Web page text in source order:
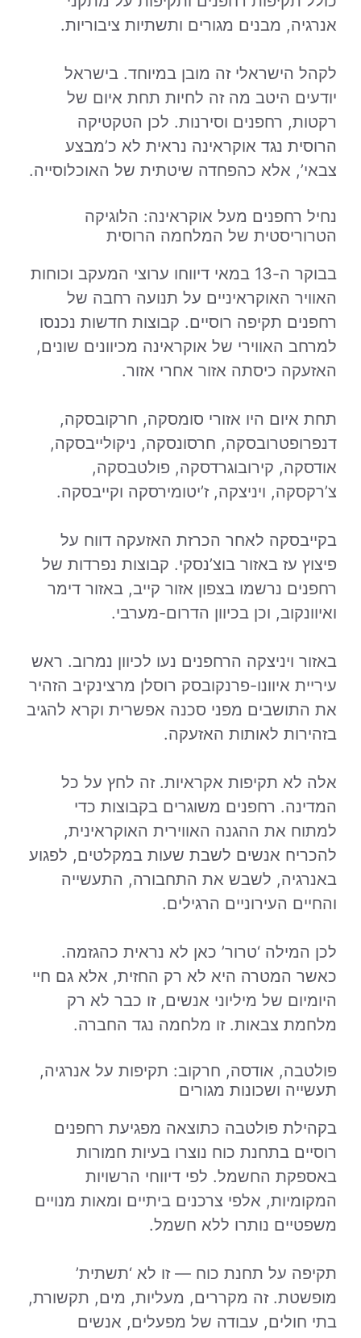
אנרגיה, מבנים מגורים ותשתיות ציבוריות.
לקהל הישראלי זה מובן במיוחד. בישראל
יודעים היטב מה זה לחיות תחת איום של
רקטות, רחפנים וסירנות. לכן הטקטיקה
הרוסית נגד אוקראינה נראית לא כ’מבצע
צבאי’, אלא כהפחדה שיטתית של האוכלוסייה.
נחיל רחפנים מעל אוקראינה: הלוגיקה
הטרוריסטית של המלחמה הרוסית
בבוקר ה-13 במאי דיווחו ערוצי המעקב וכוחות
האוויר האוקראיניים על תנועה רחבה של
רחפנים תקיפה רוסיים. קבוצות חדשות נכנסו
למרחב האווירי של אוקראינה מכיוונים שונים,
האזעקה כיסתה אזור אחרי אזור.
תחת איום היו אזורי סומסקה, חרקובסקה,
דנפרופטרובסקה, חרסונסקה, ניקולייבסקה,
אודסקה, קירובוגרדסקה, פולטבסקה,
צ’רקסקה, ויניצקה, ז’יטומירסקה וקייבסקה.
בקייבסקה לאחר הכרזת האזעקה דווח על
פיצוץ עז באזור בוצ’נסקי. קבוצות נפרדות של
רחפנים נרשמו בצפון אזור קייב, באזור דימר
ואיוונקוב, וכן בכיוון הדרום-מערבי.
באזור ויניצקה הרחפנים נעו לכיוון נמרוב. ראש
עיריית איוונו-פרנקובסק רוסלן מרצינקיב הזהיר
את התושבים מפני סכנה אפשרית וקרא להגיב
בזהירות לאותות האזעקה.
אלה לא תקיפות אקראיות. זה לחץ על כל
המדינה. רחפנים משוגרים בקבוצות כדי
למתוח את ההגנה האווירית האוקראינית,
להכריח אנשים לשבת שעות במקלטים, לפגוע
באנרגיה, לשבש את התחבורה, התעשייה
והחיים העירוניים הרגילים.
לכן המילה ‘טרור’ כאן לא נראית כהגזמה.
כאשר המטרה היא לא רק החזית, אלא גם חיי
היומיום של מיליוני אנשים, זו כבר לא רק
מלחמת צבאות. זו מלחמה נגד החברה.
פולטבה, אודסה, חרקוב: תקיפות על אנרגיה,
תעשייה ושכונות מגורים
בקהילת פולטבה כתוצאה מפגיעת רחפנים
רוסיים בתחנת כוח נוצרו בעיות חמורות
באספקת החשמל. לפי דיווחי הרשויות
המקומיות, אלפי צרכנים ביתיים ומאות מנויים
משפטיים נותרו ללא חשמל.
תקיפה על תחנת כוח — זו לא ‘תשתית’
מופשטת. זה מקררים, מעליות, מים, תקשורת,
בתי חולים, עבודה של מפעלים, אנשים